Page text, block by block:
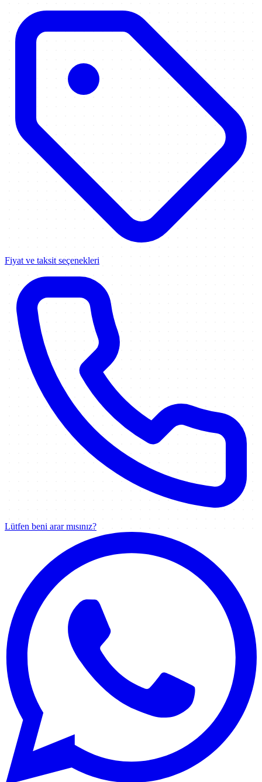
Fiyat ve taksit seçenekleri
Lütfen beni arar mısınız?